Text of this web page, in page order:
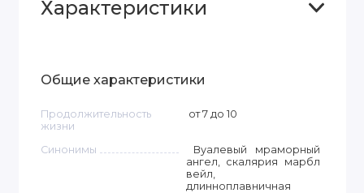
Характеристики
Общие характеристики
Продолжительность
жизни
от 7 до 10
Синонимы
Вуалевый мраморный
ангел, скалярия марбл
вейл,
длинноплавничная